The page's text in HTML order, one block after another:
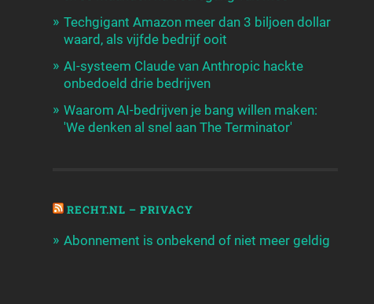
Techgigant Amazon meer dan 3 biljoen dollar
waard, als vijfde bedrijf ooit
AI-systeem Claude van Anthropic hackte
onbedoeld drie bedrijven
Waarom AI-bedrijven je bang willen maken:
'We denken al snel aan The Terminator'
RECHT.NL – PRIVACY
Abonnement is onbekend of niet meer geldig